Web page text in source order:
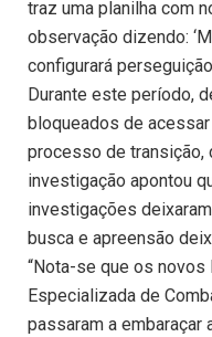
traz uma planilha com
observação dizendo:
configurará
Durante este período,
bloqueados de
processo de transição,
investigação apontou
investigações
busca e apreensão
“Nota-se que os
Especializada de
passaram a